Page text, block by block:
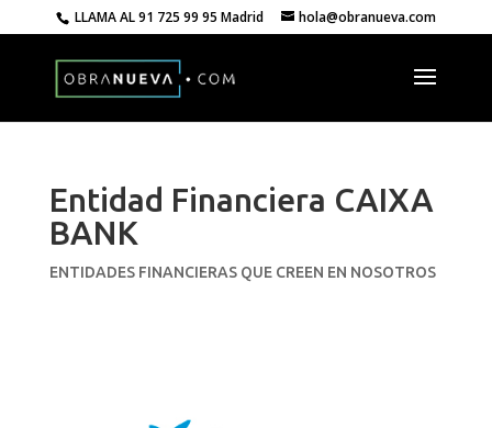
LLAMA AL91 725 99 95 Madrid hola@obranueva.com
Entidad Financiera CAIXA
BANK
ENTIDADES FINANCIERAS QUE CREEN EN NOSOTROS